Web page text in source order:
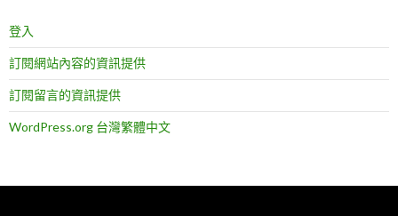
登入
訂閱網站內容的資訊提供
訂閱留言的資訊提供
WordPress.org 台灣繁體中文